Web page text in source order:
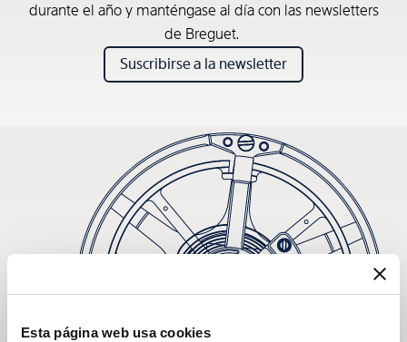
Esta página web usa cookies
durante el año y manténgase al día con las newsletters
de Breguet.
Suscribirse a la newsletter